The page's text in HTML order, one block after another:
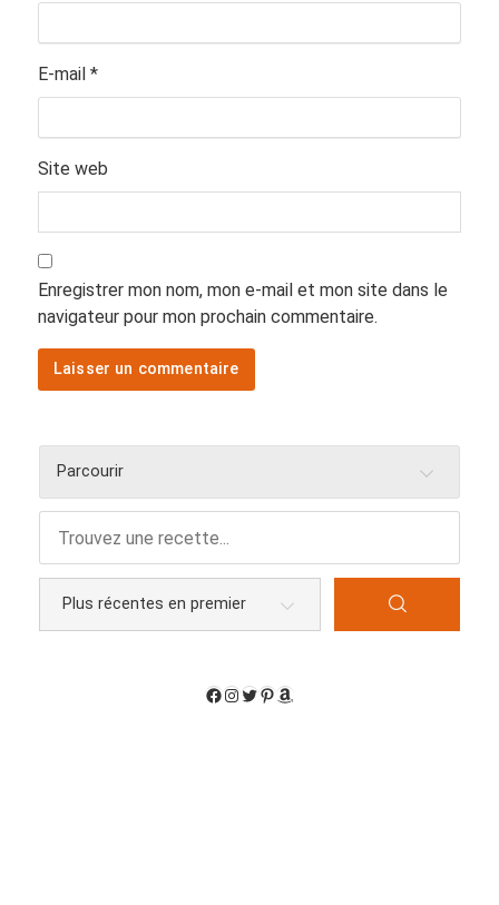
E-mail *
Site web
Enregistrer mon nom, mon e-mail et mon site dans le
navigateur pour mon prochain commentaire.
Parcourir